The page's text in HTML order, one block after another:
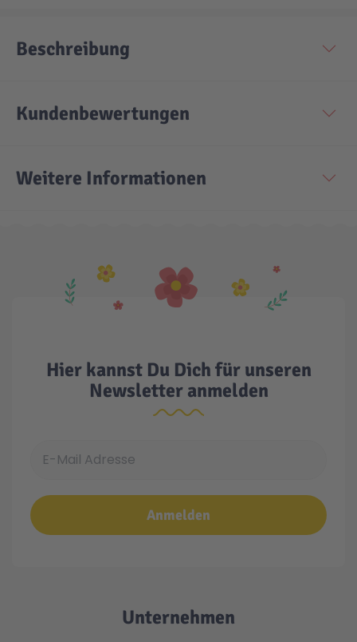
Seltene Artikel
Beschreibung
Kundenbewertungen
Weitere Informationen
Hier kannst Du Dich für unseren
Newsletter anmelden
Anmelden
Unternehmen